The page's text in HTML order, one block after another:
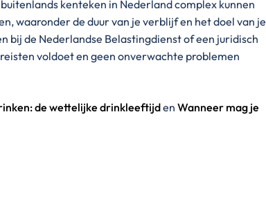
kenteken in Nederland complex kunnen
waaronder de duur van je verblijf en het doel van je
bij de Nederlandse Belastingdienst of een juridisch
voldoet en geen onverwachte problemen
de wettelijke drinkleeftijden Wanneer mag je